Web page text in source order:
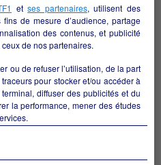
hébergement et
etses partenaires, utilisent des
de mesure d’audience, partage
des contenus, et publicité
de nos partenaires.
ou de refuser l’utilisation, de la part
pour stocker et/ou accéder à
diffuser des publicités et du
la performance, mener des études
les fonctionnalités liées à la